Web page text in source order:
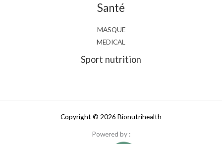
Santé
MASQUE
MEDICAL
Sport nutrition
Copyright © 2026 Bionutrihealth
Powered by :